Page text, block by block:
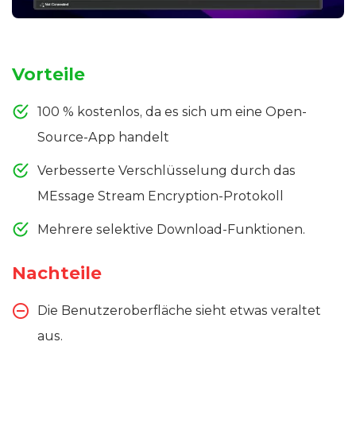
Vorteile
100 % kostenlos, da es sich um eine Open-
Source-App handelt
Verbesserte Verschlüsselung durch das
MEssage Stream Encryption-Protokoll
Mehrere selektive Download-Funktionen.
Nachteile
Die Benutzeroberfläche sieht etwas veraltet
aus.